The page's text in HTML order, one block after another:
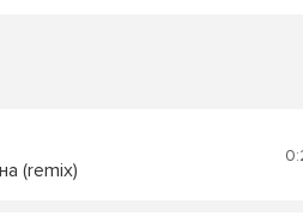
(remix)